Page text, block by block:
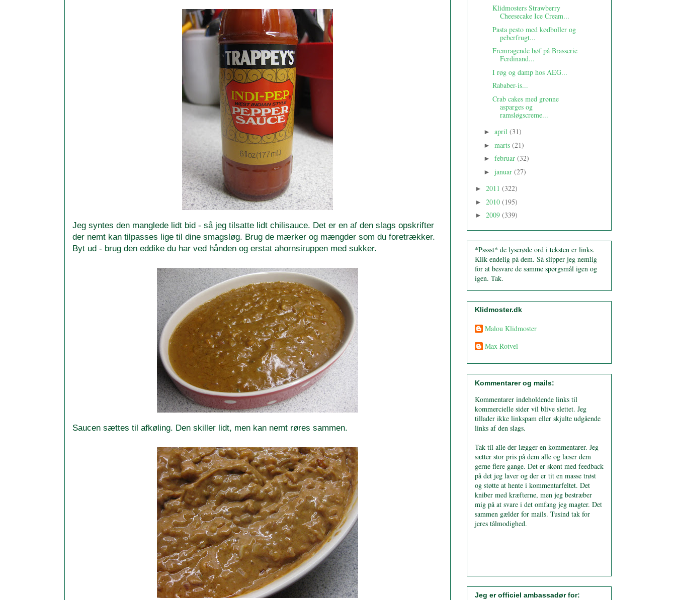
Jeg syntes den manglede lidt bid - så jeg tilsatte lidt chilisauce. Det er en af den slags opskrifter
der nemt kan tilpasses lige til dine smagsløg. Brug de mærker og mængder som du foretrækker.
Byt ud - brug den eddike du har ved hånden og erstat ahornsiruppen med sukker.
Saucen sættes til afkøling. Den skiller lidt, men kan nemt røres sammen.
Klidmosters Strawberry
Cheesecake Ice Cream...
Pasta pesto med kødboller og
peberfrugt...
Fremragende bøf på Brasserie
Ferdinand...
I røg og damp hos AEG...
Rababer-is...
Crab cakes med grønne
asparges og
ramsløgscreme...
► april (31)
► marts (21)
► februar (32)
► januar (27)
► 2011 (322)
► 2010 (195)
► 2009 (339)
*Psssst* de lyserøde ord i teksten er links.
Klik endelig på dem. Så slipper jeg nemlig
for at besvare de samme spørgsmål igen og
igen. Tak.
Klidmoster.dk
Malou Klidmoster
Max Rotvel
Kommentarer og mails:
Kommentarer indeholdende links til
kommercielle sider vil blive slettet. Jeg
tillader ikke linkspam eller skjulte udgående
links af den slags.
Tak til alle der lægger en kommentarer. Jeg
sætter stor pris på dem alle og læser dem
gerne flere gange. Det er skønt med feedback
på det jeg laver og der er tit en masse trøst
og støtte at hente i kommentarfeltet. Det
kniber med kræfterne, men jeg bestræber
mig på at svare i det omfang jeg magter. Det
sammen gælder for mails. Tusind tak for
jeres tålmodighed.
Jeg er officiel ambassadør for: